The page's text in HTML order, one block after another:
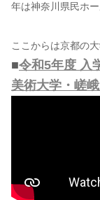
年は神奈川県民ホ
ここからは京都の大
■令和5年度 入
美術大学・嵯